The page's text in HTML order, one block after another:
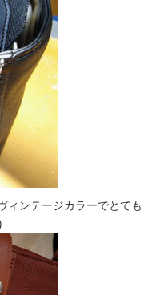
ィンテージカラーでとても